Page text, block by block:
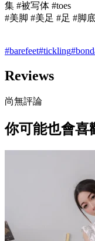
集 #被写体 #toes
#美脚 #美足 #足 #脚底
#barefeet#tickling#
Reviews
尚無評論
你可能也會喜